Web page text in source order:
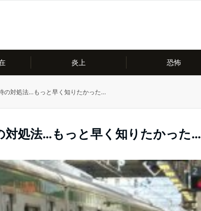
炎上 恐怖
の対処法…もっと早く知りたかった…
対処法…もっと早く知りたかった…